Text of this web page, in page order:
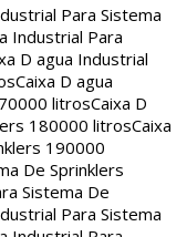
Para Sistema
Industrial Para
D agua Industrial
Caixa D agua
litrosCaixa D
180000 litrosCaixa
190000
De Sprinklers
Sistema De
Para Sistema